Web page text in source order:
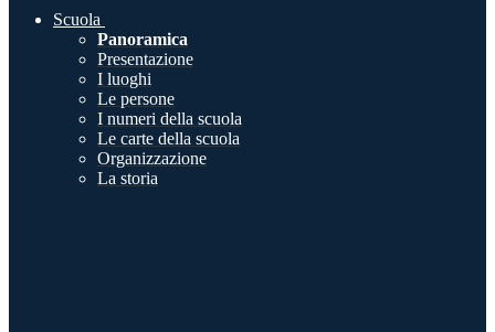
Scuola
Panoramica
Presentazione
I luoghi
Le persone
I numeri della scuola
Le carte della scuola
Organizzazione
La storia